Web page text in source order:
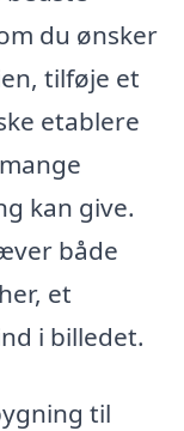
du ønsker
tilføje et
etablere
kan give.
både
et
i billedet.
til